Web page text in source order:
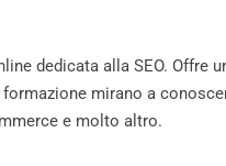
dedicata alla SEO. Offre
mirano a
e molto altro.